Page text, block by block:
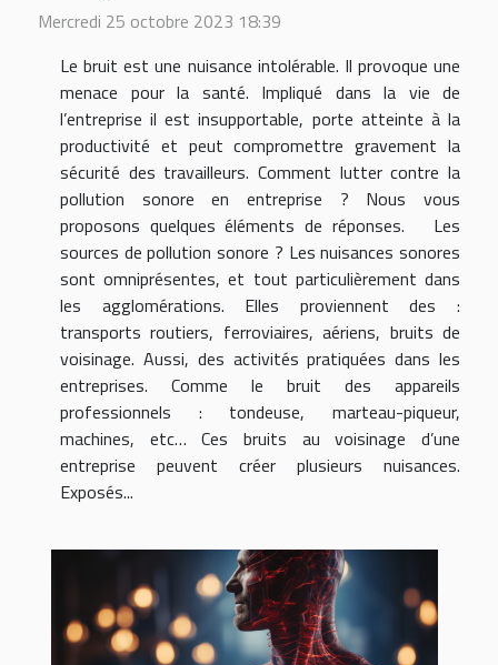
Mercredi 25 octobre 2023 18:39
Le bruit est une nuisance intolérable. Il provoque une
menace pour la santé. Impliqué dans la vie de
l’entreprise il est insupportable, porte atteinte à la
productivité et peut compromettre gravement la
sécurité des travailleurs. Comment lutter contre la
pollution sonore en entreprise ? Nous vous
proposons quelques éléments de réponses. Les
sources de pollution sonore ? Les nuisances sonores
sont omniprésentes, et tout particulièrement dans
les agglomérations. Elles proviennent des :
transports routiers, ferroviaires, aériens, bruits de
voisinage. Aussi, des activités pratiquées dans les
entreprises. Comme le bruit des appareils
professionnels : tondeuse, marteau-piqueur,
machines, etc… Ces bruits au voisinage d’une
entreprise peuvent créer plusieurs nuisances.
Exposés...